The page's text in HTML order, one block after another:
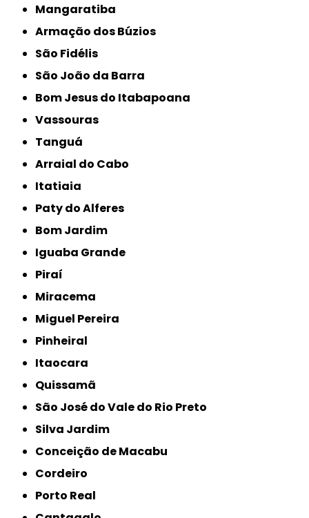
Mangaratiba
Armação dos Búzios
São Fidélis
São João da Barra
Bom Jesus do Itabapoana
Vassouras
Tanguá
Arraial do Cabo
Itatiaia
Paty do Alferes
Bom Jardim
Iguaba Grande
Piraí
Miracema
Miguel Pereira
Pinheiral
Itaocara
Quissamã
São José do Vale do Rio Preto
Silva Jardim
Conceição de Macabu
Cordeiro
Porto Real